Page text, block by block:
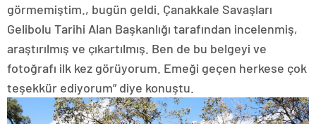
görmemiştim., bugün geldi. Çanakkale Savaşları
Gelibolu Tarihi Alan Başkanlığı tarafından incelenmiş,
araştırılmış ve çıkartılmış. Ben de bu belgeyi ve
fotoğrafı ilk kez görüyorum. Emeği geçen herkese çok
teşekkür ediyorum” diye konuştu.